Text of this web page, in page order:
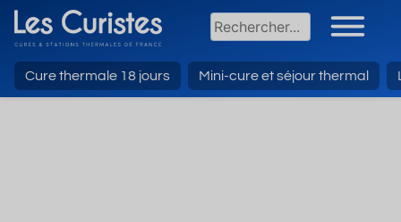
Cure thermale 18 jours Mini-cure et séjour thermal